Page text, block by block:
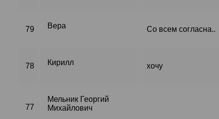
79 Вера Со всем согласна..
78 Кирилл хочу
77
Мельник Георгий
Михайлович